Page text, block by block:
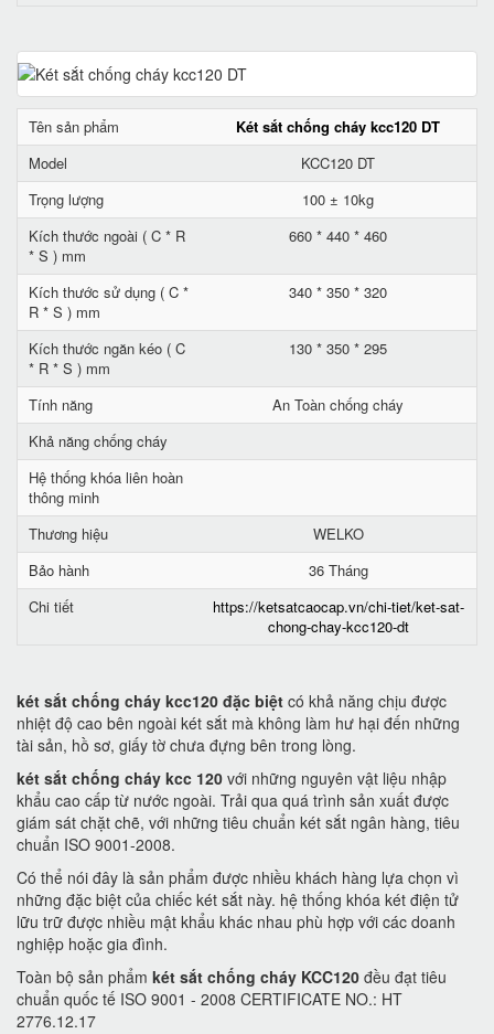
Tên sản phẩm
Két sắt chống cháy kcc120 DT
Model
KCC120 DT
Trọng lượng
100 ± 10kg
Kích thước ngoài ( C * R
* S ) mm
660 * 440 * 460
Kích thước sử dụng ( C *
R * S ) mm
340 * 350 * 320
Kích thước ngăn kéo ( C
* R * S ) mm
130 * 350 * 295
Tính năng
An Toàn chống cháy
Khả năng chống cháy
Hệ thống khóa liên hoàn
thông minh
Thương hiệu
WELKO
Bảo hành
36 Tháng
Chi tiết
https://ketsatcaocap.vn/chi-tiet/ket-sat-
chong-chay-kcc120-dt
két sắt chống cháy kcc120 đặc biệt có khả năng chịu được
nhiệt độ cao bên ngoài két sắt mà không làm hư hại đến những
tài sản, hồ sơ, giấy tờ chưa đựng bên trong lòng.
két sắt chống cháy kcc 120 với những nguyên vật liệu nhập
khẩu cao cấp từ nước ngoài. Trải qua quá trình sản xuất được
giám sát chặt chẽ, với những tiêu chuẩn két sắt ngân hàng, tiêu
chuẩn ISO 9001-2008.
Có thể nói đây là sản phẩm được nhiều khách hàng lựa chọn vì
những đặc biệt của chiếc két sắt này. hệ thống khóa két điện tử
lữu trữ được nhiều mật khẩu khác nhau phù hợp với các doanh
nghiệp hoặc gia đình.
Toàn bộ sản phẩm két sắt chống cháy KCC120 đều đạt tiêu
chuẩn quốc tế ISO 9001 - 2008 CERTIFICATE NO.: HT
2776.12.17